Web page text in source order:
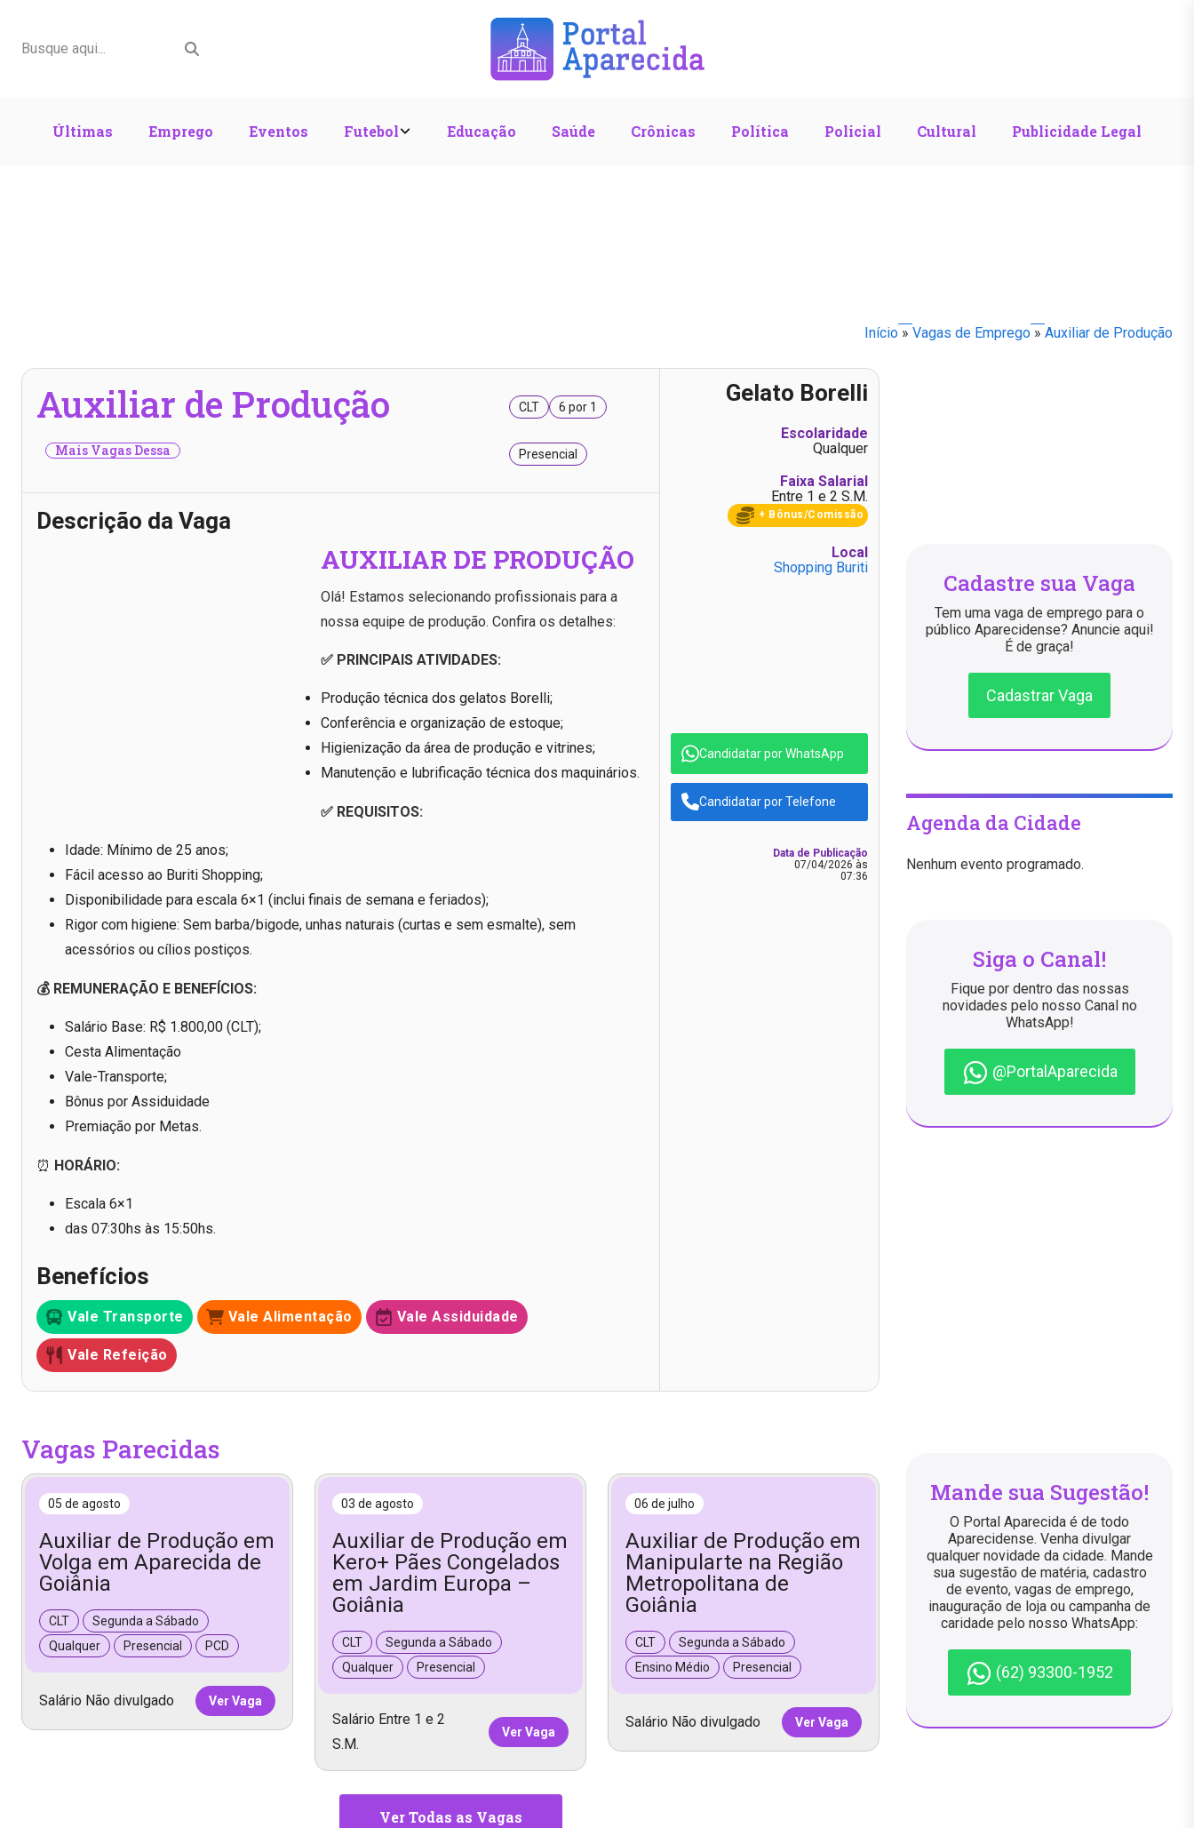
Últimas Emprego Eventos Futebol Educação Saúde Crônicas Política Policial Cultural Publicidade Legal
Início » Vagas de Emprego » Auxiliar de Produção
Auxiliar de Produção
Mais Vagas Dessa
CLT 6 por 1
Presencial
Descrição da Vaga
AUXILIAR DE PRODUÇÃO
Olá! Estamos selecionando profissionais para a
nossa equipe de produção. Confira os detalhes:
✅ PRINCIPAIS ATIVIDADES:
Produção técnica dos gelatos Borelli;
Conferência e organização de estoque;
Higienização da área de produção e vitrines;
Manutenção e lubrificação técnica dos maquinários.
✅ REQUISITOS:
Idade: Mínimo de 25 anos;
Fácil acesso ao Buriti Shopping;
Disponibilidade para escala 6×1 (inclui finais de semana e feriados);
Rigor com higiene: Sem barba/bigode, unhas naturais (curtas e sem esmalte), sem
acessórios ou cílios postiços.
💰 REMUNERAÇÃO E BENEFÍCIOS:
Salário Base: R$ 1.800,00 (CLT);
Cesta Alimentação
Vale-Transporte;
Bônus por Assiduidade
Premiação por Metas.
⏰ HORÁRIO:
Escala 6×1
das 07:30hs às 15:50hs.
Benefícios
Vale Transporte Vale Alimentação Vale Assiduidade
Vale Refeição
Gelato Borelli
Escolaridade
Qualquer
Faixa Salarial
Entre 1 e 2 S.M.
+ Bônus/Comissão
Local
Shopping Buriti
Candidatar por WhatsApp
Candidatar por Telefone
Data de Publicação
07/04/2026 às
07:36
Vagas Parecidas
05 de agosto
Auxiliar de Produção em
Volga em Aparecida de
Goiânia
CLT
Segunda a Sábado
Qualquer
Presencial PCD
Salário Não divulgado Ver Vaga
03 de agosto
Auxiliar de Produção em
Kero+ Pães Congelados
em Jardim Europa –
Goiânia
CLT
Segunda a Sábado
Qualquer
Presencial
Salário Entre 1 e 2
S.M.
Ver Vaga
06 de julho
Auxiliar de Produção em
Manipularte na Região
Metropolitana de
Goiânia
CLT
Segunda a Sábado
Ensino Médio
Presencial
Salário Não divulgado Ver Vaga
Ver Todas as Vagas
Cadastre sua Vaga
Tem uma vaga de emprego para o
público Aparecidense? Anuncie aqui!
É de graça!
Cadastrar Vaga
Agenda da Cidade
Nenhum evento programado.
Siga o Canal!
Fique por dentro das nossas
novidades pelo nosso Canal no
WhatsApp!
@PortalAparecida
Mande sua Sugestão!
O Portal Aparecida é de todo
Aparecidense. Venha divulgar
qualquer novidade da cidade. Mande
sua sugestão de matéria, cadastro
de evento, vagas de emprego,
inauguração de loja ou campanha de
caridade pelo nosso WhatsApp:
(62) 93300-1952